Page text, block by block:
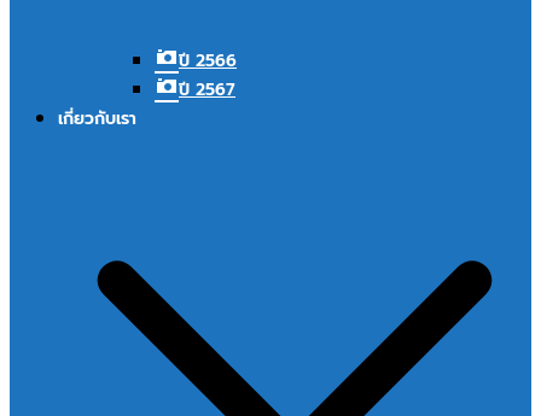
ปี 2566
ปี 2567
เกี่ยวกับเรา